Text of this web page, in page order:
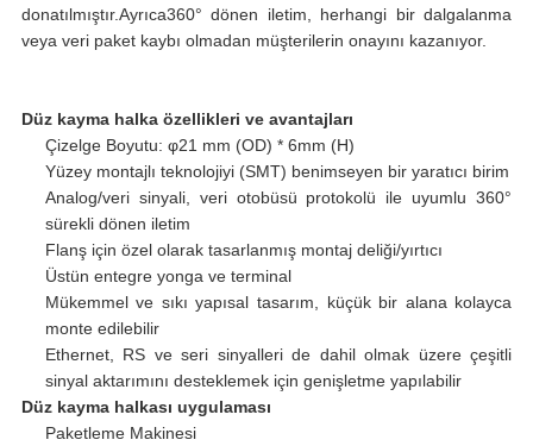
donatılmıştır.Ayrıca360° dönen iletim, herhangi bir dalgalanma
veya veri paket kaybı olmadan müşterilerin onayını kazanıyor.
Düz kayma halka özellikleri ve avantajları
Çizelge Boyutu: φ21 mm (OD) * 6mm (H)
Yüzey montajlı teknolojiyi (SMT) benimseyen bir yaratıcı birim
Analog/veri sinyali, veri otobüsü protokolü ile uyumlu 360°
sürekli dönen iletim
Flanş için özel olarak tasarlanmış montaj deliği/yırtıcı
Üstün entegre yonga ve terminal
Mükemmel ve sıkı yapısal tasarım, küçük bir alana kolayca
monte edilebilir
Ethernet, RS ve seri sinyalleri de dahil olmak üzere çeşitli
sinyal aktarımını desteklemek için genişletme yapılabilir
Düz kayma halkası uygulaması
Paketleme Makinesi